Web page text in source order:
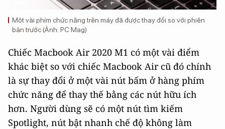
Một vài phím chức năng trên máy đã được thay đổi so với phiên
bản trước (Ảnh: PC Mag)
Chiếc Macbook Air 2020 M1 có một vài điểm
khác biệt so với chiếc Macbook Air cũ đó chính
là sự thay đổi ở một vài nút bấm ở hàng phím
chức năng để thay thế bằng các nút hữu ích
hơn. Người dùng sẽ có một nút tìm kiếm
Spotlight, nút bật nhanh chế độ không làm